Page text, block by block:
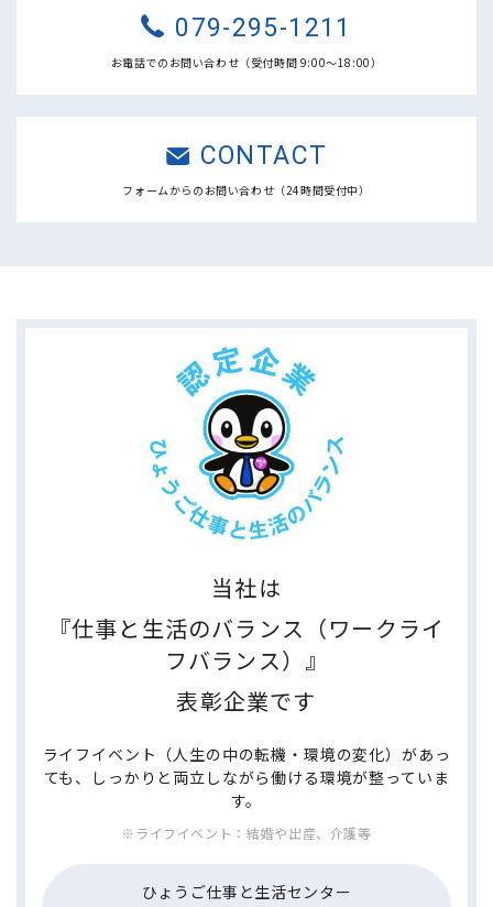
079-295-1211
お電話でのお問い合わせ（受付時間 9:00〜18:00）
CONTACT
フォームからのお問い合わせ（24時間受付中）
当社は
『仕事と生活のバランス（ワークライ
フバランス）』
表彰企業です
ライフイベント（人生の中の転機・環境の変化）があっ
ても、しっかりと両立しながら働ける環境が整っていま
す。
※ライフイベント：結婚や出産、介護等
ひょうご仕事と生活センター